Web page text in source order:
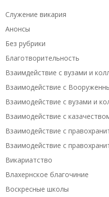
Cлужение викария
Анонсы
Без рубрики
Благотворительность
Взаимдействие с вузами и
Взаимодействие с
Взаимодействие с вузами и
Взаимодействие с
Взаимодействие с
Взаимодействие с
Викариатство
Влахернское благочиние
Воскресные школы